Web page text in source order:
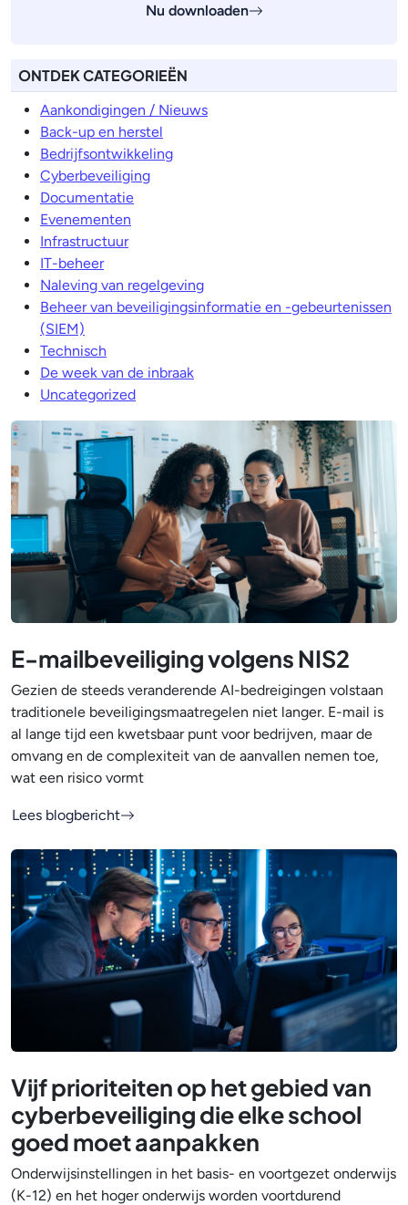
Nu downloaden
ONTDEK CATEGORIEËN
Aankondigingen / Nieuws
Back-up en herstel
Bedrijfsontwikkeling
Cyberbeveiliging
Documentatie
Evenementen
Infrastructuur
IT-beheer
Naleving van regelgeving
Beheer van beveiligingsinformatie en -gebeurtenissen
(SIEM)
Technisch
De week van de inbraak
Uncategorized
E-mailbeveiliging volgens NIS2
Gezien de steeds veranderende AI-bedreigingen volstaan
traditionele beveiligingsmaatregelen niet langer. E-mail is
al lange tijd een kwetsbaar punt voor bedrijven, maar de
omvang en de complexiteit van de aanvallen nemen toe,
wat een risico vormt
Lees blogbericht
Vijf prioriteiten op het gebied van
cyberbeveiliging die elke school
goed moet aanpakken
Onderwijsinstellingen in het basis- en voortgezet onderwijs
(K-12) en het hoger onderwijs worden voortdurend